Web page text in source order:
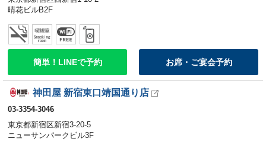
晴花ビルB2F
簡単！LINEで予約 お席・ご宴会予約
神田屋 新宿東口靖国通り店
03-3354-3046
東京都新宿区新宿3-20-5
ニューサンパークビル3F